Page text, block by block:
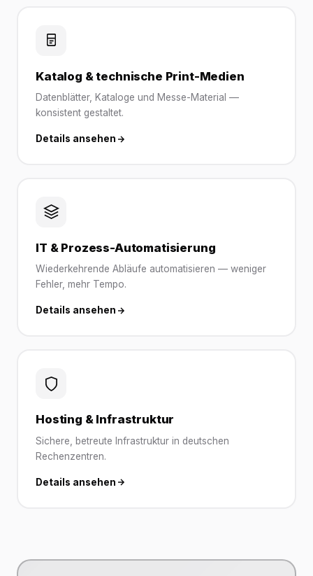
Katalog & technische Print-Medien
Datenblätter, Kataloge und Messe-Material —
konsistent gestaltet.
Details ansehen
IT & Prozess-Automatisierung
Wiederkehrende Abläufe automatisieren — weniger
Fehler, mehr Tempo.
Details ansehen
Hosting & Infrastruktur
Sichere, betreute Infrastruktur in deutschen
Rechenzentren.
Details ansehen